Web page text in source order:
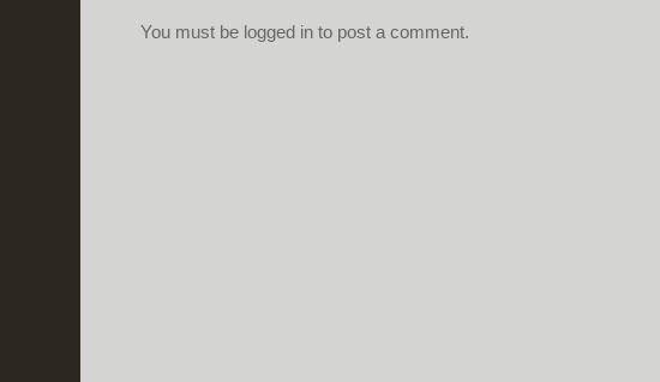
You must be logged in to post a comment.